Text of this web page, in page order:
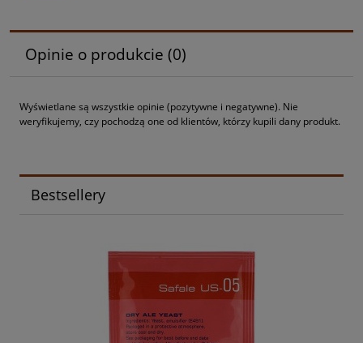
Opinie o produkcie (0)
Wyświetlane są wszystkie opinie (pozytywne i negatywne). Nie
weryfikujemy, czy pochodzą one od klientów, którzy kupili dany produkt.
Bestsellery